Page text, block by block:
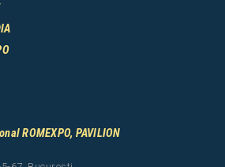
ROMEXPO, PAVILION